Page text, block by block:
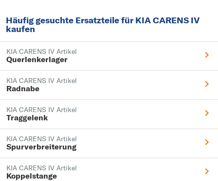
Häufig gesuchte Ersatzteile für KIA CARENS IV
kaufen
KIA CARENS IV Artikel
Querlenkerlager
KIA CARENS IV Artikel
Radnabe
KIA CARENS IV Artikel
Traggelenk
KIA CARENS IV Artikel
Spurverbreiterung
KIA CARENS IV Artikel
Koppelstange